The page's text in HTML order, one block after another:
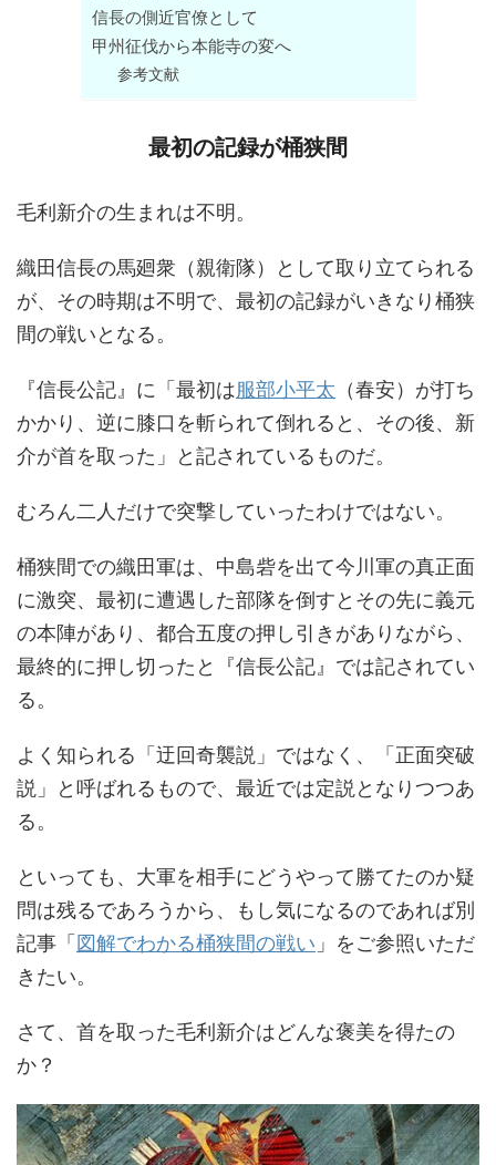
信長の側近官僚として
甲州征伐から本能寺の変へ
参考文献
最初の記録が桶狭間
毛利新介の生まれは不明。
織田信長の馬廻衆（親衛隊）として取り立てられる
が、その時期は不明で、最初の記録がいきなり桶狭
間の戦いとなる。
『信長公記』に「最初は服部小平太 （春安）が打ち
かかり、逆に膝口を斬られて倒れると、その後、新
介が首を取った」と記されているものだ。
むろん二人だけで突撃していったわけではない。
桶狭間での織田軍は、中島砦を出て今川軍の真正面
に激突、最初に遭遇した部隊を倒すとその先に義元
の本陣があり、都合五度の押し引きがありながら、
最終的に押し切ったと『信長公記』では記されてい
る。
よく知られる「迂回奇襲説」ではなく、「正面突破
説」と呼ばれるもので、最近では定説となりつつあ
る。
といっても、大軍を相手にどうやって勝てたのか疑
問は残るであろうから、もし気になるのであれば別
記事「 図解でわかる桶狭間の戦い 」をご参照いただ
きたい。
さて、首を取った毛利新介はどんな褒美を得たの
か？